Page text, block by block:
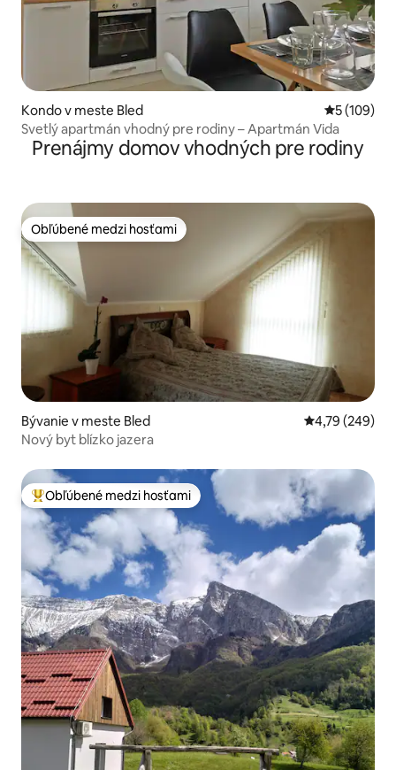
Kondo v meste Bled Priemerné
5 (109)
Svetlý apartmán vhodný pre rodiny – Apartmán Vida
Prenájmy domov vhodných pre rodiny
Obľúbené medzi hosťami
Obľúbené medzi hosťami
Bývanie v meste Bled Priemerné
4,79 (249)
Nový byt blízko jazera
Najobľúbenejšie medzi hosťami
Obľúbené medzi hosťami